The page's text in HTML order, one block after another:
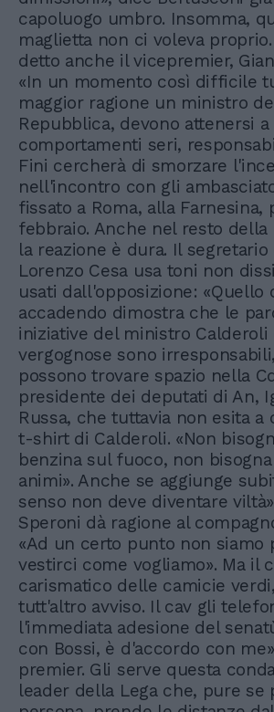
capoluogo umbro. Insomma,
maglietta non ci voleva
detto anche il vicepremier,
«In un momento così difficile
maggior ragione un ministro
Repubblica, devono attenersi a
comportamenti seri,
Fini cercherà di smorzare
nell'incontro con gli
fissato a Roma, alla Farnesina,
febbraio. Anche nel resto della
la reazione è dura. Il
Lorenzo Cesa usa toni non
usati dall'opposizione: «Quello
accadendo dimostra che le
iniziative del ministro Calderoli
vergognose sono
possono trovare spazio nella
presidente dei deputati di An,
Russa, che tuttavia non esita a
t-shirt di Calderoli. «Non
benzina sul fuoco, non
animi». Anche se aggiunge
senso non deve diventare
Speroni dà ragione al
«Ad un certo punto non siamo
vestirci come vogliamo». Ma il
carismatico delle camicie
tutt'altro avviso. Il cav gli
l'immediata adesione del
con Bossi, è d'accordo con
premier. Gli serve questa
leader della Lega che, pure se